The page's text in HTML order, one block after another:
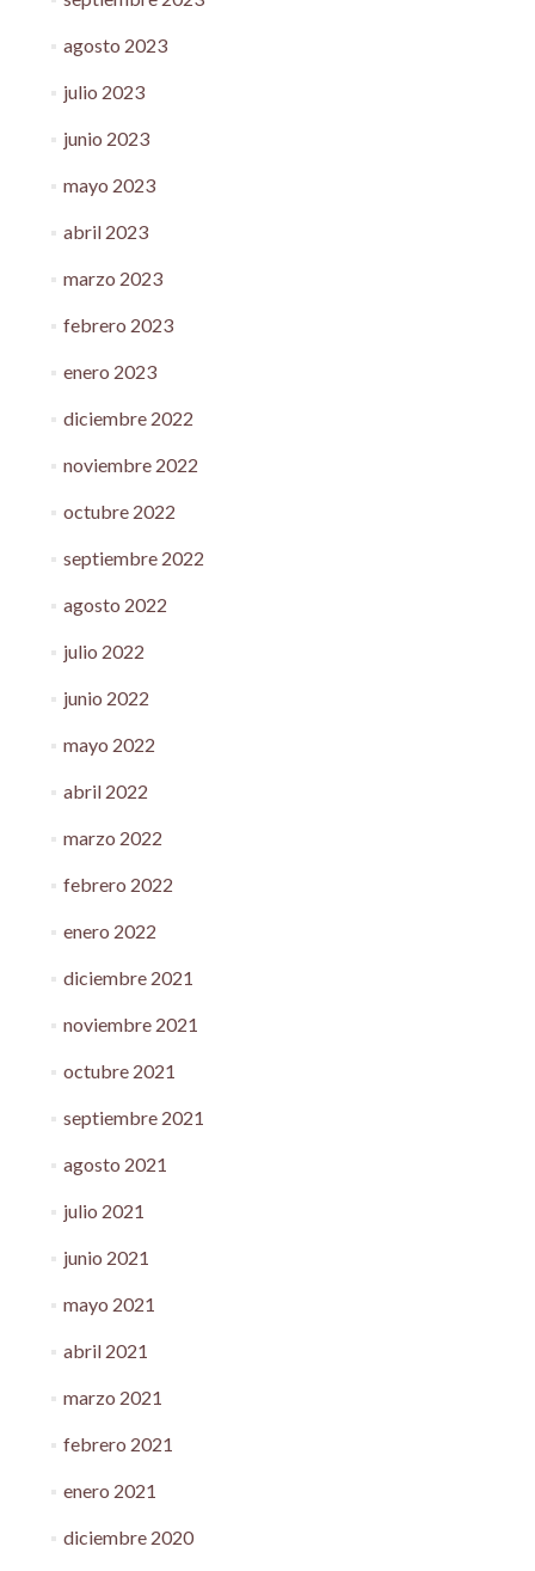
agosto 2023
julio 2023
junio 2023
mayo 2023
abril 2023
marzo 2023
febrero 2023
enero 2023
diciembre 2022
noviembre 2022
octubre 2022
septiembre 2022
agosto 2022
julio 2022
junio 2022
mayo 2022
abril 2022
marzo 2022
febrero 2022
enero 2022
diciembre 2021
noviembre 2021
octubre 2021
septiembre 2021
agosto 2021
julio 2021
junio 2021
mayo 2021
abril 2021
marzo 2021
febrero 2021
enero 2021
diciembre 2020